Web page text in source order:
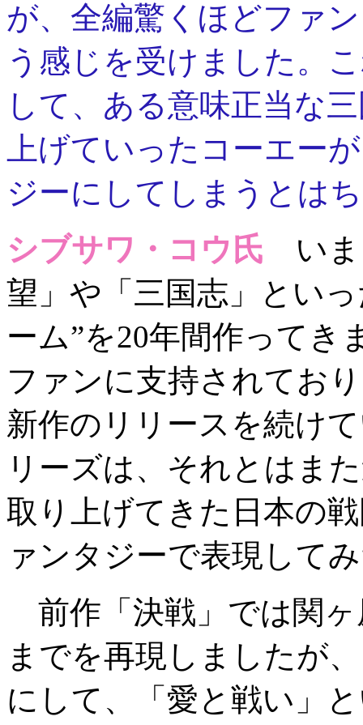
が、全編驚くほどファ
う感じを受けました。
して、ある意味正当な
上げていったコーエー
ジーにしてしまうとは
シブサワ・コウ氏 いま
望」や「三国志」とい
ーム”を20年間作ってき
ファンに支持されてお
新作のリリースを続け
リーズは、それとはま
取り上げてきた日本の
ァンタジーで表現して
前作「決戦」では関
までを再現しましたが
にして、「愛と戦い」